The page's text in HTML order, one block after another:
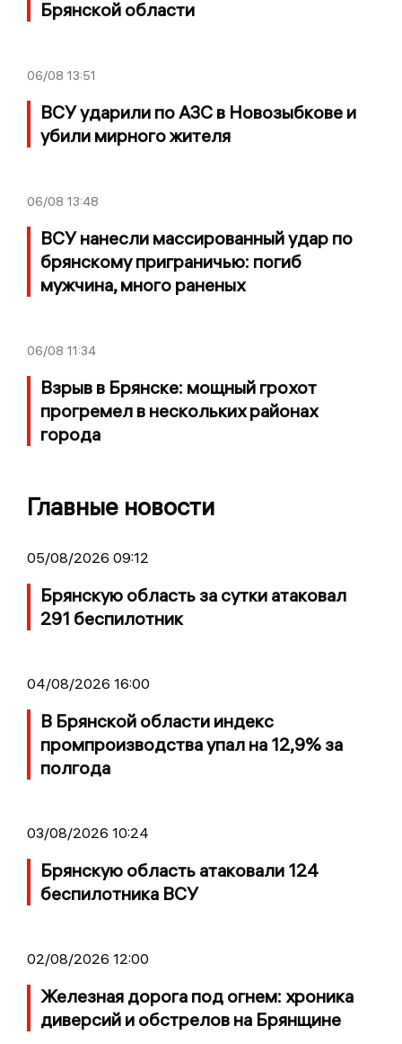
Брянской области
06/08 13:51
ВСУ ударили по АЗС в Новозыбкове и
убили мирного жителя
06/08 13:48
ВСУ нанесли массированный удар по
брянскому приграничью: погиб
мужчина, много раненых
06/08 11:34
Взрыв в Брянске: мощный грохот
прогремел в нескольких районах
города
Главные новости
05/08/2026 09:12
Брянскую область за сутки атаковал
291 беспилотник
04/08/2026 16:00
В Брянской области индекс
промпроизводства упал на 12,9% за
полгода
03/08/2026 10:24
Брянскую область атаковали 124
беспилотника ВСУ
02/08/2026 12:00
Железная дорога под огнем: хроника
диверсий и обстрелов на Брянщине